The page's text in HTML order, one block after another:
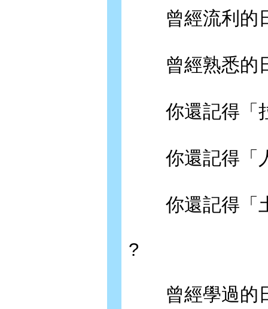
曾經流利的日
曾經熟悉的日
你還記得「拉
你還記得「人
你還記得「土
?
曾經學過的日